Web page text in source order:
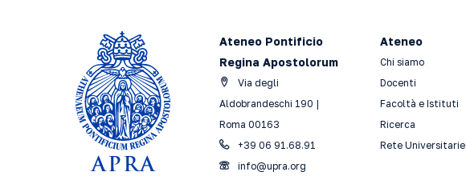
Ateneo Pontificio
Regina Apostolorum
Via degli
Aldobrandeschi 190 |
Roma 00163
+39 06 91.68.91
info@upra.org
Ateneo
Chi siamo
Docenti
Facoltà e Istituti
Ricerca
Rete Universitarie